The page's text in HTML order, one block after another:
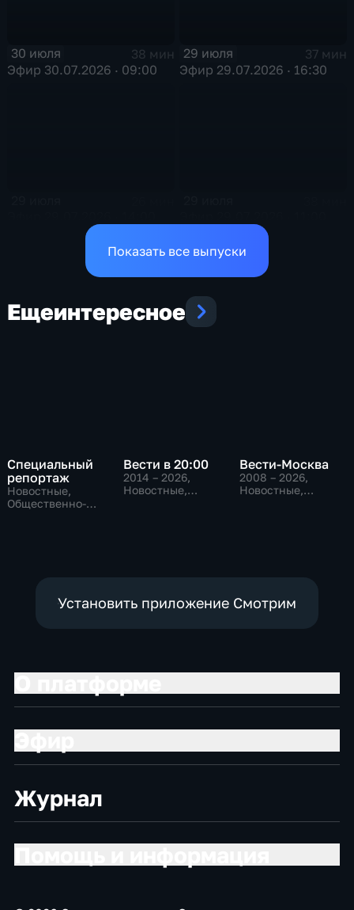
30 июля
38 мин
Эфир 30.07.2026 · 09:00
29 июля
37 мин
Эфир 29.07.2026 · 16:30
Показать все выпуски
Ещеинтересное
Специальный
репортаж
Новостные,
Общественно-
Вести в 20:00
2014 – 2026,
Новостные,
Вести-Москва
2008 – 2026,
Новостные,
Установить приложение Смотрим
Журнал